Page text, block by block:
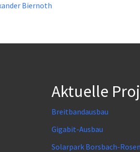
Biernoth
Aktuelle
Breitbandausbau
Gigabit-Ausbau
Solarpark Borsbach-